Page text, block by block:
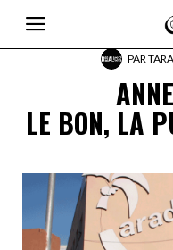
PAR
LE BON, LA